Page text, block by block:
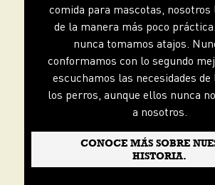
comida para mascotas, nosotros
de la manera más poco
nunca tomamos atajos.
conformamos con lo segundo
escuchamos las necesidades de
los perros, aunque ellos nunca
a nosotros.
CONOCE MÁS SOBRE
HISTORIA.